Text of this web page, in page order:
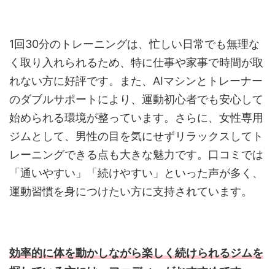
1回30分のトレーニングは、忙しい日常でも無理な
く取り入れられるため、特に仕事や家事で時間が取
れない方に好評です。また、AIマシンとトレーナー
のダブルサポートにより、運動初心者でも安心して
始められる環境が整っています。さらに、女性専用
ジムとして、男性の目を気にせずリラックスしてト
レーニングできる点も大きな魅力です。口コミでは
「通いやすい」「続けやすい」といった声が多く、
運動習慣を身につけたい方に支持されています。
効率的に体を動かしながら楽しく続けられるジムを